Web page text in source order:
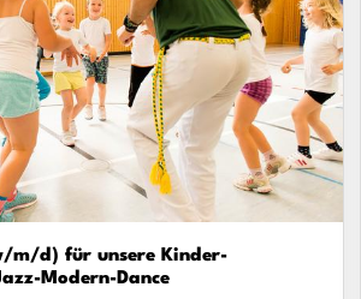
m/d) für unsere Kinder-
Modern-Dance